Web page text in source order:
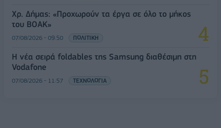
Χρ. Δήμας: «Προχωρούν τα έργα σε όλο το μήκος
του ΒΟΑΚ»
07/08/2026 - 09:50 ΠΟΛΙΤΙΚΗ
Η νέα σειρά foldables της Samsung διαθέσιμη στη
Vodafone
07/08/2026 - 11:57 ΤΕΧΝΟΛΟΓΙΑ